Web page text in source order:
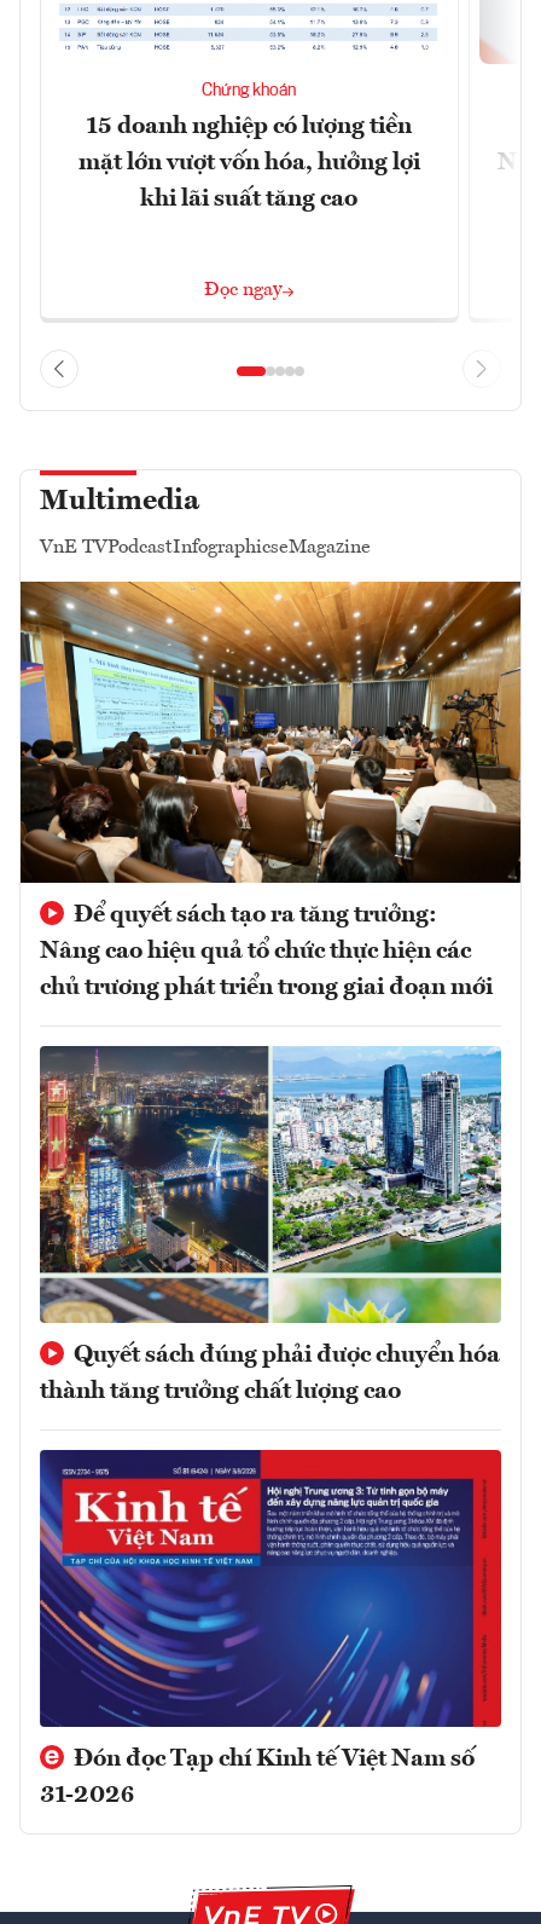
Chứng khoán
15 doanh nghiệp có lượng tiền
mặt lớn vượt vốn hóa, hưởng lợi
khi lãi suất tăng cao
Đọc ngay
Multimedia
VnE TVPodcastInfographicseMagazine
Để quyết sách tạo ra tăng trưởng:
Nâng cao hiệu quả tổ chức thực hiện các
chủ trương phát triển trong giai đoạn mới
Quyết sách đúng phải được chuyển hóa
thành tăng trưởng chất lượng cao
Đón đọc Tạp chí Kinh tế Việt Nam số
31-2026